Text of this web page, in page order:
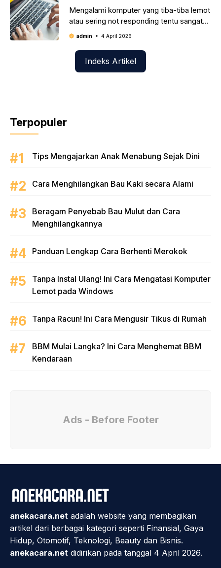
Windows
Mengalami komputer yang tiba-tiba lemot
atau sering not responding tentu sangat
mengganggu produktivitas, terutama saat
komputer lambat biasanya bukan
disebabkan
admin 4 April 2026
Indeks Artikel
Terpopuler
Tips Mengajarkan Anak Menabung Sejak Dini
Cara Menghilangkan Bau Kaki secara Alami
Beragam Penyebab Bau Mulut dan Cara
Menghilangkannya
Panduan Lengkap Cara Berhenti Merokok
Tanpa Instal Ulang! Ini Cara Mengatasi Komputer
Lemot pada Windows
Tanpa Racun! Ini Cara Mengusir Tikus di Rumah
BBM Mulai Langka? Ini Cara Menghemat BBM
Kendaraan
Ads - Before Footer
anekacara.net adalah website yang membagikan
artikel dari berbagai kategori seperti Finansial, Gaya
Hidup, Otomotif, Teknologi, Beauty dan Bisnis.
anekacara.net didirikan pada tanggal 4 April 2026.